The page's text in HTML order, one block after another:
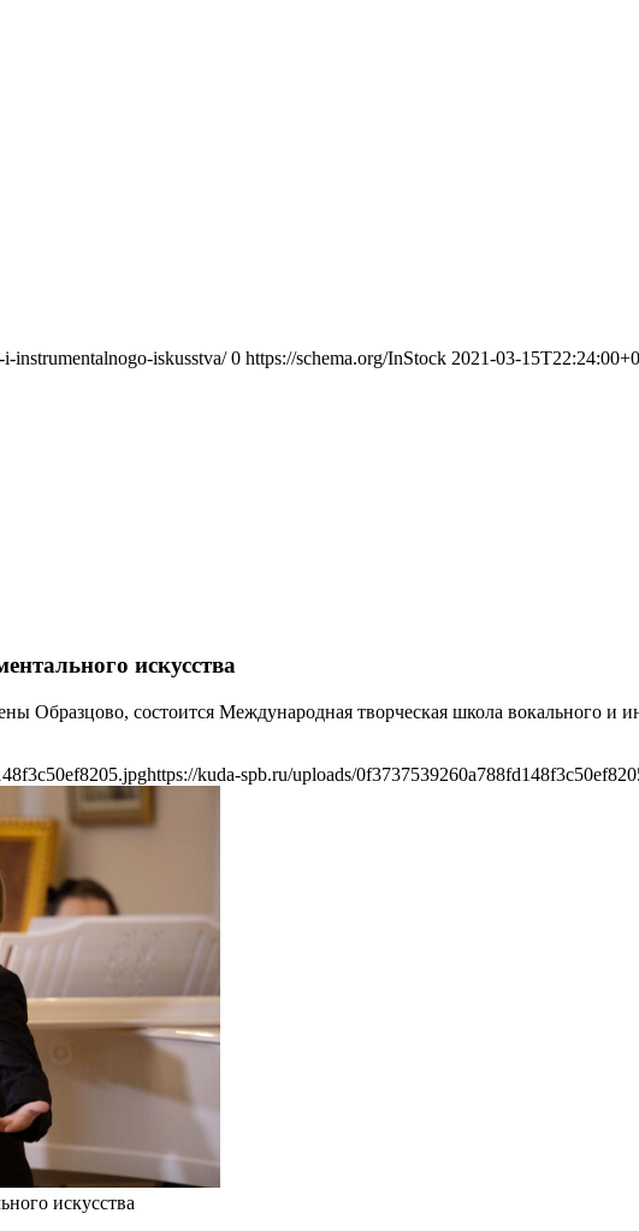
instrumentalnogo-iskusstva/ 0 https://schema.org/InStock 2021-03-
искусства
Образцово, состоится Международная творческая школа вокального и
https://kuda-spb.ru/uploads/
искусства